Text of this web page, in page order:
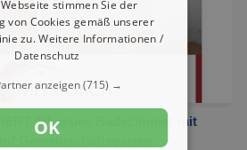
*** neues Badezimmer mit
Gemeinschaftsgarten
stimmen Sie der
von Cookies gemäß unserer
zu.Weitere Informationen /
Datenschutz
anzeigen(715) →
OK